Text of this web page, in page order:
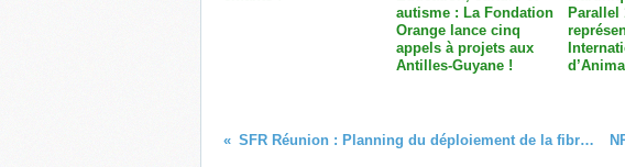
autisme : La Fondation
Orange lance cinq
appels à projets aux
Antilles-Guyane !
Parallel
SFR Réunion : Planning du déploiement de la fibre optique